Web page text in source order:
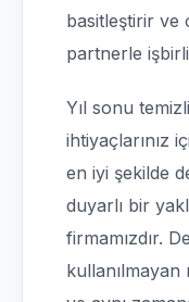
basitleştirir ve
partnerle
Yıl sonu
ihtiyaçlarınız
en iyi şekilde
duyarlı bir
firmamızdır.